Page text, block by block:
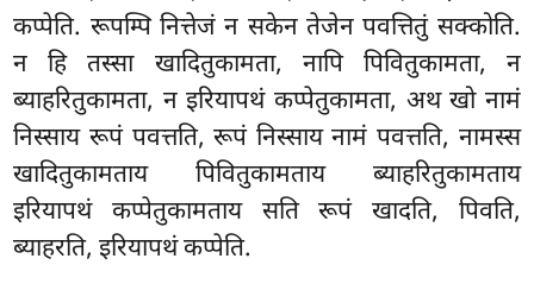
कप्पेति. रूपम्पि नित्तेजं न सकेन तेजेन पवत्तितुं सक्कोति.
न हि तस्सा खादितुकामता, नापि पिवितुकामता, न
ब्याहरितुकामता, न इरियापथं कप्पेतुकामता, अथ खो नामं
निस्साय रूपं पवत्तति, रूपं निस्साय नामं पवत्तति, नामस्स
खादितुकामताय पिवितुकामताय ब्याहरितुकामताय
इरियापथं कप्पेतुकामताय सति रूपं खादति, पिवति,
ब्याहरति, इरियापथं कप्पेति.